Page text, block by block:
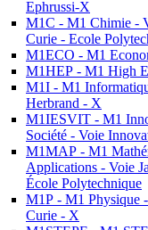
Ephrussi-X
M1C - M1 Chimie -
Curie - Ecole
M1ECO - M1
M1HEP - M1 High
M1I - M1
Herbrand - X
M1IESVIT - M1
Société - Voie
M1MAP - M1
Applications - Voie
École Polytechnique
M1P - M1 Physique
Curie - X